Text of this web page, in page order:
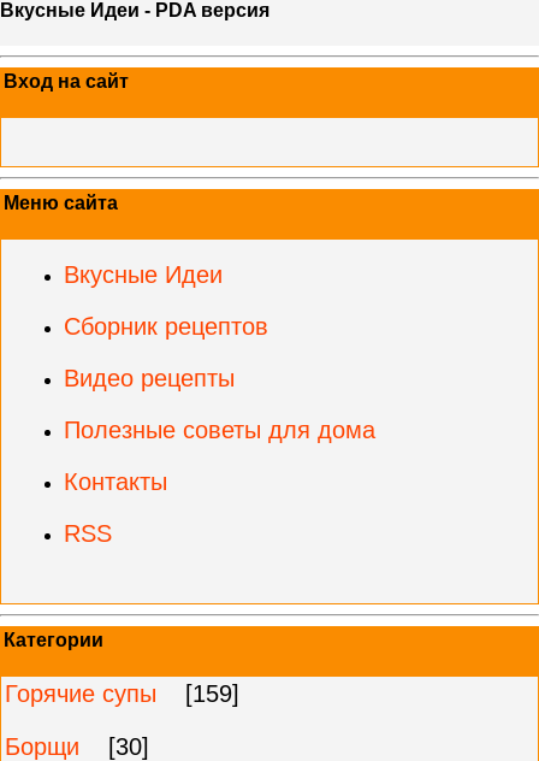
Вкусные Идеи - PDA версия
Вход на сайт
Меню сайта
Вкусные Идеи
Сборник рецептов
Видео рецепты
Полезные советы для дома
Контакты
RSS
Категории
Горячие супы
[159]
Борщи
[30]